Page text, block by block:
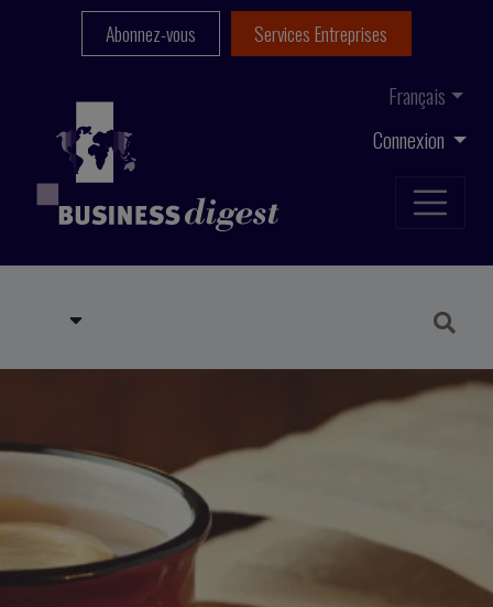
Connexion
Français
Abonnez-vous Services Entreprises